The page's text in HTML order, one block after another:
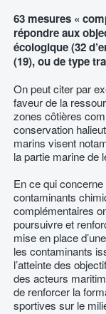
63 mesures «
répondre aux
écologique (32
(19), ou de type
On peut citer par
faveur de la
zones côtières
conservation
marins visent
la partie marine de
En ce qui
contaminants
complémentaires
poursuivre et
mise en place
les contaminants
l’atteinte des
des acteurs
de renforcer la
sportives sur le